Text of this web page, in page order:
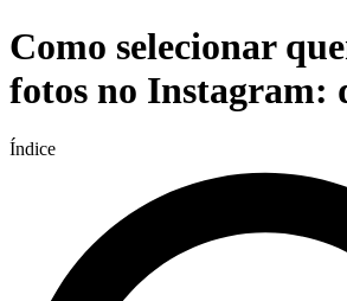
Como selecionar
fotos no Instagram:
Índice